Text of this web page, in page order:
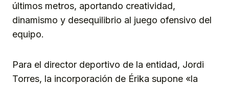
últimos metros, aportando creatividad,
dinamismo y desequilibrio al juego ofensivo del
equipo.
Para el director deportivo de la entidad, Jordi
Torres, la incorporación de Érika supone «la